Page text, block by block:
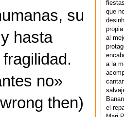
su
hasta
no»
then)
que
al
a la
el